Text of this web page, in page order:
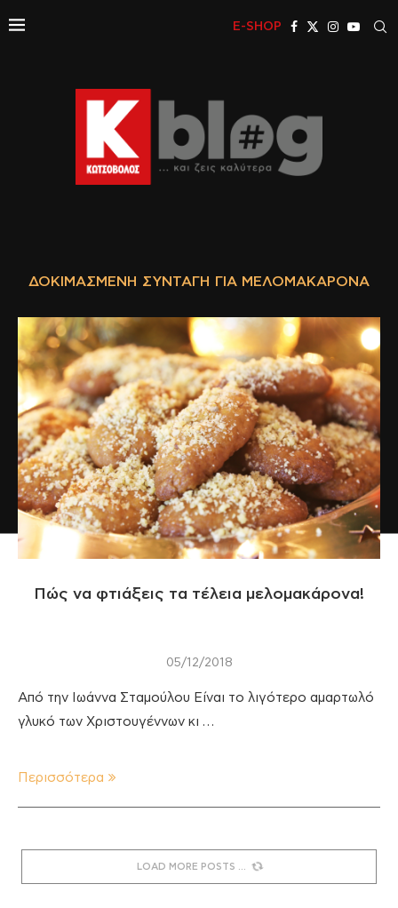
E-SHOP
ΔΟΚΙΜΑΣΜΈΝΗ ΣΥΝΤΑΓΉ ΓΙΑ ΜΕΛΟΜΑΚΆΡΟΝΑ
Πώς να φτιάξεις τα τέλεια μελομακάρονα!
05/12/2018
Από την Ιωάννα Σταμούλου Είναι το λιγότερο αμαρτωλό
γλυκό των Χριστουγέννων κι …
Περισσότερα
LOAD MORE POSTS